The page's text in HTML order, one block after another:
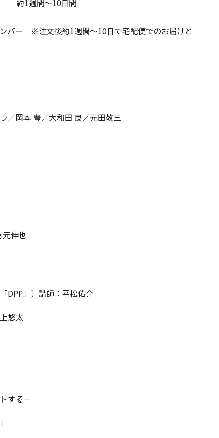
約1週間～10日間
バー ※注文後約1週間～10日で宅配便でのお届けと
岡本 豊／大和田 良／元田敬三
伸也
DPP」〕講師：平松佑介
悠太
する－